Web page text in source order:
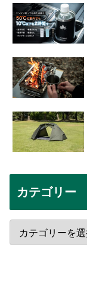
カテゴリー